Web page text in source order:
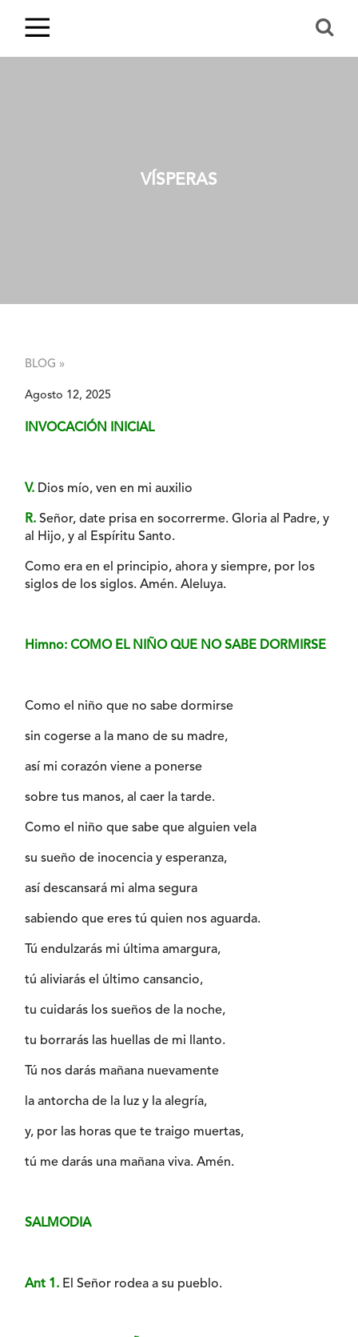
VÍSPERAS
BLOG »
Agosto 12, 2025
INVOCACIÓN INICIAL
V. Dios mío, ven en mi auxilio
R. Señor, date prisa en socorrerme. Gloria al Padre, y
al Hijo, y al Espíritu Santo.
Como era en el principio, ahora y siempre, por los
siglos de los siglos. Amén. Aleluya.
Himno: COMO EL NIÑO QUE NO SABE DORMIRSE
Como el niño que no sabe dormirse
sin cogerse a la mano de su madre,
así mi corazón viene a ponerse
sobre tus manos, al caer la tarde.
Como el niño que sabe que alguien vela
su sueño de inocencia y esperanza,
así descansará mi alma segura
sabiendo que eres tú quien nos aguarda.
Tú endulzarás mi última amargura,
tú aliviarás el último cansancio,
tu cuidarás los sueños de la noche,
tu borrarás las huellas de mi llanto.
Tú nos darás mañana nuevamente
la antorcha de la luz y la alegría,
y, por las horas que te traigo muertas,
tú me darás una mañana viva. Amén.
SALMODIA
Ant 1. El Señor rodea a su pueblo.